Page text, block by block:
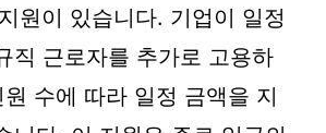
원이 있습니다. 기업이 일정
직 근로자를 추가로 고용하
수에 따라 일정 금액을 지